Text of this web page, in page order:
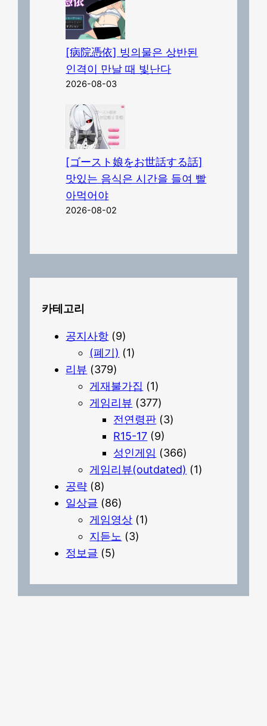
[病院憑依] 빙의물은 상반된
인격이 만날 때 빛난다
2026-08-03
[ゴースト娘をお世話する話]
맛있는 음식은 시간을 들여 빨
아먹어야
2026-08-02
카테고리
공지사항 (9)
(폐기) (1)
리뷰 (379)
게재불가집 (1)
게임리뷰 (377)
전연령판 (3)
R15-17 (9)
성인게임 (366)
게임리뷰(outdated) (1)
공략 (8)
일상글 (86)
게임영상 (1)
지듣노 (3)
정보글 (5)